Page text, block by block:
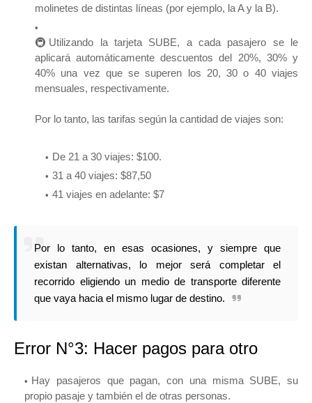
molinetes de distintas líneas (por ejemplo, la A y la B).
🚇Utilizando la tarjeta SUBE, a cada pasajero se le
aplicará automáticamente descuentos del 20%, 30% y
40% una vez que se superen los 20, 30 o 40 viajes
mensuales, respectivamente.
Por lo tanto, las tarifas según la cantidad de viajes son:
De 21 a 30 viajes: $100.
31 a 40 viajes: $87,50
41 viajes en adelante: $7
Por lo tanto, en esas ocasiones, y siempre que
existan alternativas, lo mejor será completar el
recorrido eligiendo un medio de transporte diferente
que vaya hacia el mismo lugar de destino.
Error N°3: Hacer pagos para otro
Hay pasajeros que pagan, con una misma SUBE, su
propio pasaje y también el de otras personas.